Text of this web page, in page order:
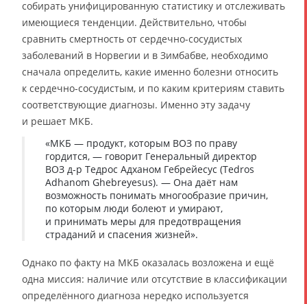
собирать унифицированную статистику и отслеживать
имеющиеся тенденции. Действительно, чтобы
сравнить смертность от сердечно-сосудистых
заболеваний в Норвегии и в Зимбабве, необходимо
сначала определить, какие именно болезни относить
к сердечно-сосудистым, и по каким критериям ставить
соответствующие диагнозы. Именно эту задачу
и решает МКБ.
«МКБ — продукт, которым ВОЗ по праву
гордится, — говорит Генеральный директор
ВОЗ д-р Тедрос Адханом Гебрейесус (Tedros
Adhanom Ghebreyesus). — Она даёт нам
возможность понимать многообразие причин,
по которым люди болеют и умирают,
и принимать меры для предотвращения
страданий и спасения жизней».
Однако по факту на МКБ оказалась возложена и ещё
одна миссия: наличие или отсутствие в классификации
определённого диагноза нередко используется